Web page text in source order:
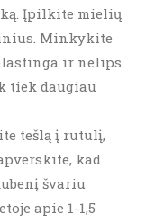
Įpilkite mielių
Minkykite
ir nelips
tiek daugiau
tešlą į rutulį,
kad
švariu
apie 1-1,5